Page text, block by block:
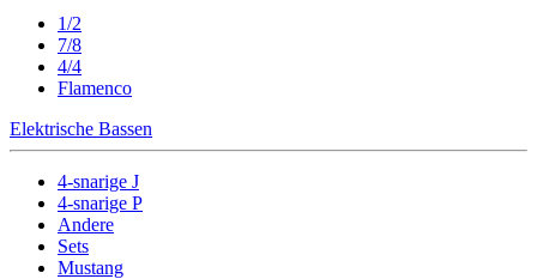
1/2
7/8
4/4
Flamenco
Elektrische Bassen
4-snarige J
4-snarige P
Andere
Sets
Mustang